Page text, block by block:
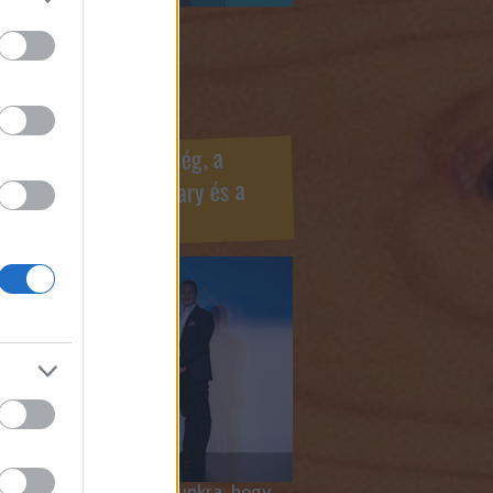
oldaldoboz
Marketing Szövetség, a
az Internet Hungary és a